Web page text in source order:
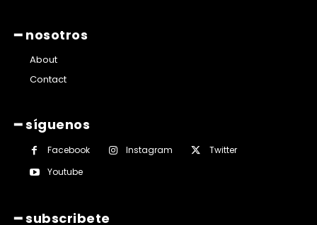
━ nosotros
About
Contact
━ síguenos
Facebook Instagram
Twitter
Youtube
━ subscribete